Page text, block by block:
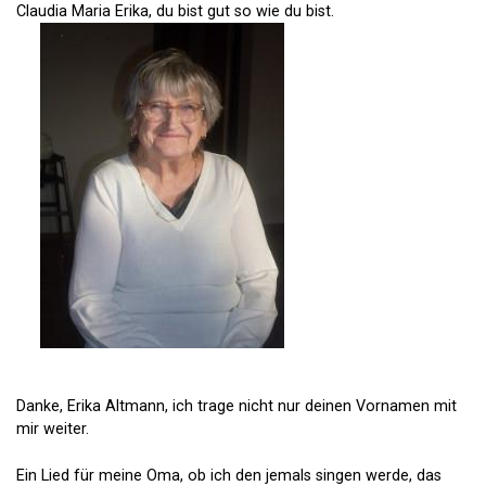
Claudia Maria Erika, du bist gut so wie du bist.
Danke, Erika Altmann, ich trage nicht nur deinen Vornamen mit
mir weiter.
Ein Lied für meine Oma, ob ich den jemals singen werde, das